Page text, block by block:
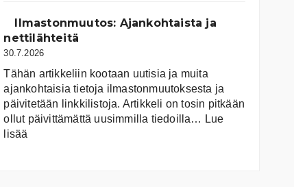
ja
Ilmastonmuutos: Ajankohtaista ja
nettilähteitä
30.7.2026
Tähän artikkeliin kootaan uutisia ja muita
ajankohtaisia tietoja ilmastonmuutoksesta ja
päivitetään linkkilistoja. Artikkeli on tosin pitkään
ollut päivittämättä uusimmilla tiedoilla… Lue
lisää